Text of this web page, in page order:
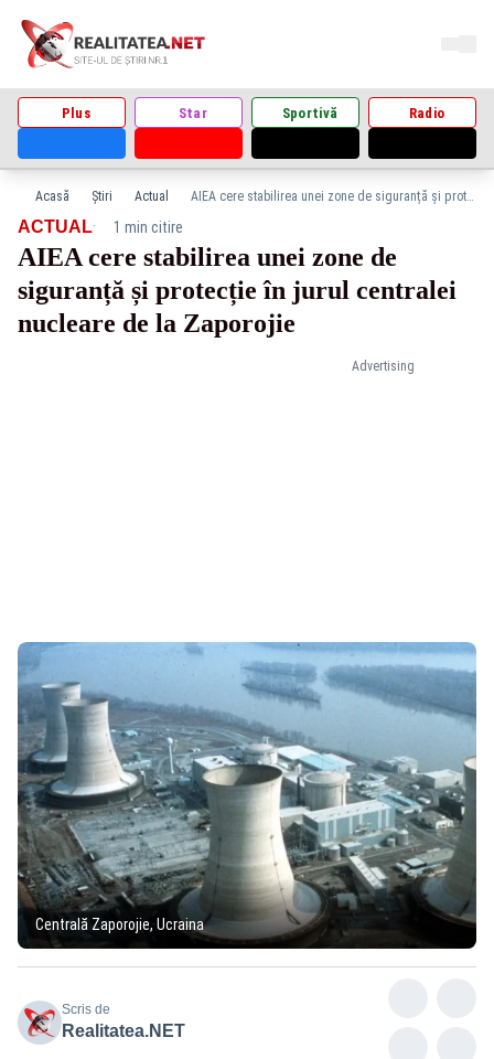
Plus Star Sportivă Radio
Acasă Știri Actual AIEA cere stabilirea unei zone de siguranță și protecție în jurul centralei nucleare de la Zaporojie
Advertising
ACTUAL· 1 min citire
AIEA cere stabilirea unei zone de
siguranță și protecție în jurul centralei
nucleare de la Zaporojie
Centrală Zaporojie, Ucraina
Scris de
Realitatea.NET